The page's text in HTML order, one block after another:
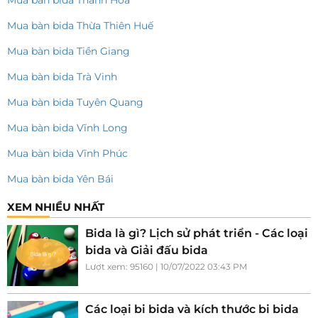
Mua bàn bida Thừa Thiên Huế
Mua bàn bida Tiền Giang
Mua bàn bida Trà Vinh
Mua bàn bida Tuyên Quang
Mua bàn bida Vĩnh Long
Mua bàn bida Vĩnh Phúc
Mua bàn bida Yên Bái
XEM NHIỀU NHẤT
Bida là gì? Lịch sử phát triển - Các loại
bida và Giải đấu bida
Lượt xem: 95160 | 10/07/2022 03:43 PM
Các loại bi bida và kích thước bi bida